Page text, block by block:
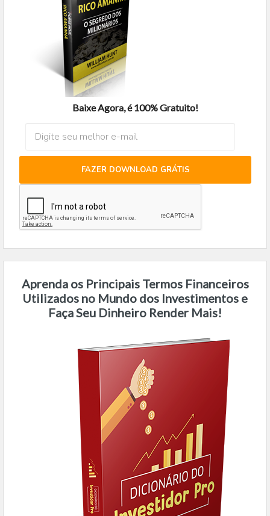
Baixe Agora, é 100% Gratuito!
FAZER DOWNLOAD GRÁTIS
Aprenda os Principais Termos Financeiros
Utilizados no Mundo dos Investimentos e
Faça Seu Dinheiro Render Mais!